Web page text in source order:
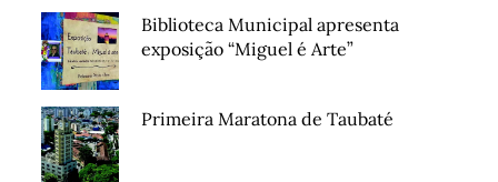
Biblioteca Municipal apresenta
exposição “Miguel é Arte”
Primeira Maratona de Taubaté